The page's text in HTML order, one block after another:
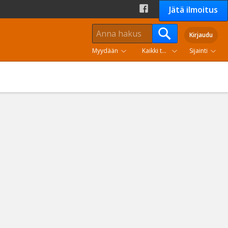
Jätä ilmoitus
Kirjaudu
Myydään
Kaikki tuoteryhmät Sijainti